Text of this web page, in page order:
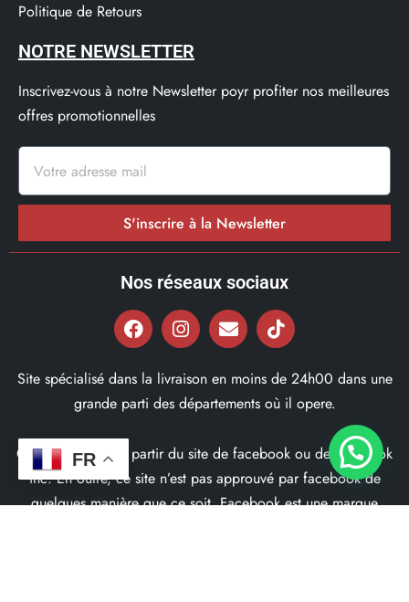
Politique de Retours
NOTRE NEWSLETTER
Inscrivez-vous à notre Newsletter poyr profiter nos meilleures
offres promotionnelles
S'inscrire à la Newsletter
Nos réseaux sociaux
Site spécialisé dans la livraison en moins de 24h00 dans une
grande parti des départements où il opere.
Ce site ne fait pas partir du site de facebook ou de facebook
inc. En outre, ce site n’est pas approuvé par facebook de
quelques manière que ce soit. Facebook est une marque
FR